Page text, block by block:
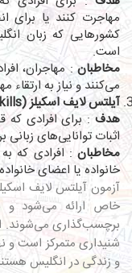
مهاجرت کنند یا برای
کشورهایی که زبان
است.
مخاطبان: مهاجران،
می‌کنند و نیاز به ارتقاء
آیلتس لایف اسکیلز (IELTS Life Skills)
هدف: برای افرادی که
اثبات توانایی‌های زبانی
مخاطبان : افرادی که
خانواده یا اعضای
آزمون آیلتس لایف
برچسب‌گذاری می‌شوند.
شنیداری متمرکز است و
و زندگی در انگلیس